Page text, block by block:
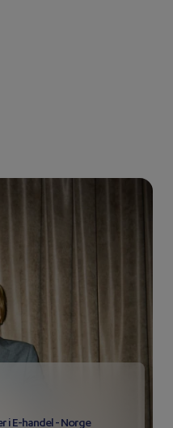
i E-handel - Norge